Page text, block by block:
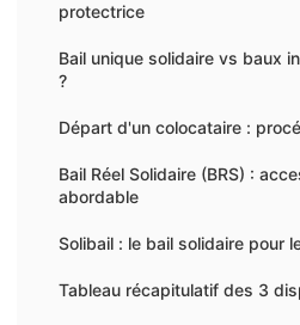
protectrice
Bail unique solidaire vs baux
?
Départ d'un colocataire :
Bail Réel Solidaire (BRS) :
abordable
Solibail : le bail solidaire pour
Tableau récapitulatif des 3